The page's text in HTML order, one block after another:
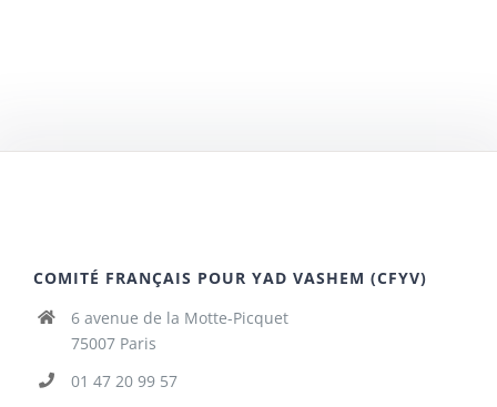
COMITÉ FRANÇAIS POUR YAD VASHEM (CFYV)
6 avenue de la Motte-Picquet
75007 Paris
01 47 20 99 57